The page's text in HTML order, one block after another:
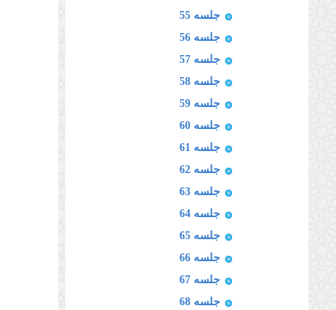
جلسه 55
جلسه 56
جلسه 57
جلسه 58
جلسه 59
جلسه 60
جلسه 61
جلسه 62
جلسه 63
جلسه 64
جلسه 65
جلسه 66
جلسه 67
جلسه 68